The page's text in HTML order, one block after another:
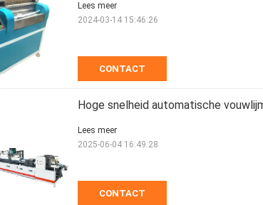
CONTACT
Lees meer
2024-03-14 15:46:26
Hoge snelheid automatische
CONTACT
Lees meer
2025-06-04 16:49:28